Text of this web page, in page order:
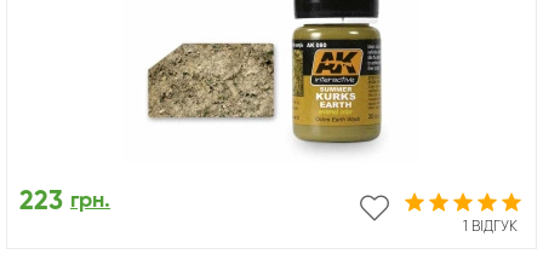
1 ВІДГУК
223 грн.